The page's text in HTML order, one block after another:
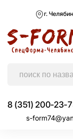
г.
8 (351) 200-23-
s-